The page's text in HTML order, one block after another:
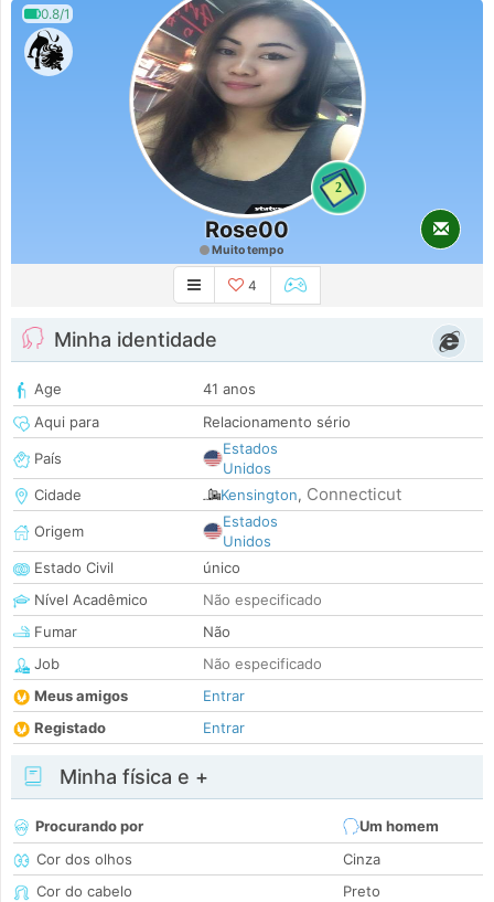
0.8/1
2
Rose00
Muito tempo
4
Minha identidade
Age
41 anos
Aqui para
Relacionamento sério
País
Estados
Unidos
Cidade
Kensington, Connecticut
Origem
Estados
Unidos
Estado Civil
único
Nível Acadêmico
Não especificado
Fumar
Não
Job
Não especificado
Meus amigos
Entrar
Registado
Entrar
Minha física e +
Procurando por
Um homem
Cor dos olhos
Cinza
Cor do cabelo
Preto